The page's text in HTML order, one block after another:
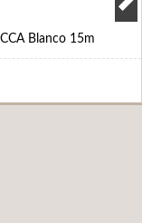
Blanco 15m